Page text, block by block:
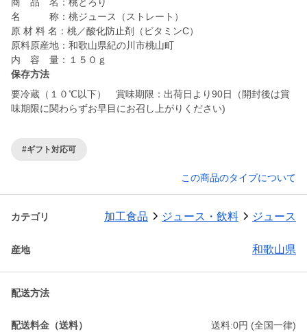
名 称：桃ジュース（ストレート）
原 材 料 名：桃／酸化防止剤（ビタミンC）
原料原産地：和歌山県紀の川市桃山町
内 容 量：１５０ｇ
保存方法
要冷蔵（１０℃以下） 賞味期限：出荷日より90日（開封後は賞
味期限に関わらずお早目にお召し上がりください)
#ギフト対応可
この商品のタイプについて
カテゴリ 加工食品 ジュース・飲料 ジュース
産地 和歌山県
配送方法
配送料金（送料） 送料:0円 (全国一律)